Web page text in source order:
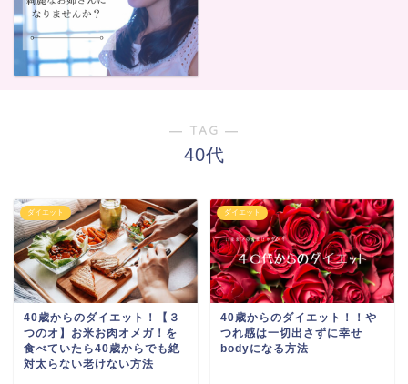
― TAG ―
40代
ダイエット
40歳からのダイエット！【３
つのオ】お米お肉オメガ！を
食べていたら40歳からでも絶
対太らない老けない方法
ダイエット
40歳からのダイエット！！や
つれ感は一切出さずに幸せ
bodyになる方法